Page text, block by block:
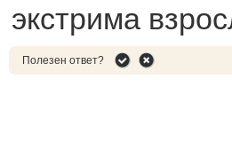
экстрима
Полезен ответ?